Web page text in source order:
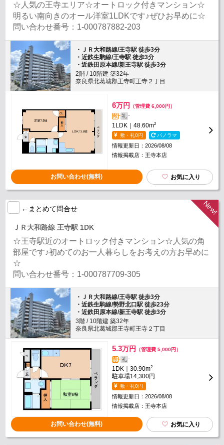
☆人気の王寺エリア☆オートロック付きマンション☆
明るい南向きのオール洋室1LDKです♪ぜひお早めに☆
問い合わせ番号：1-000787882-203
・ＪＲ大和路線/王寺駅 徒歩3分
・近鉄生駒線/王寺駅 徒歩3分
・近鉄田原本線/新王寺駅 徒歩3分
2階 / 10階建 築32年
奈良県北葛城郡王寺町王寺２丁目
6万円 （管理費 6,000円）
敷-礼-
1LDK｜48.60m2
敷・礼0円 パノラマ
情報更新日：2026/08/08
情報掲載店：王寺本店
お問い合わせ(無料) お気に入り
←まとめて問合せ
ＪＲ大和路線 王寺駅 1DK
☆王寺駅近のオートロック付きマンション☆人気の角
部屋です♪初めてのお一人暮らしをお考えの方お早めに
☆
問い合わせ番号：1-000787709-305
・ＪＲ大和路線/王寺駅 徒歩3分
・近鉄生駒線/勢野北口駅 徒歩23分
・近鉄田原本線/新王寺駅 徒歩3分
3階 / 10階建 築32年
奈良県北葛城郡王寺町王寺２丁目
5.3万円 （管理費 5,000円）
敷-礼-
1DK｜30.90m2
駐車場14,300円
敷・礼0円
情報更新日：2026/08/08
情報掲載店：王寺本店
お問い合わせ(無料) お気に入り